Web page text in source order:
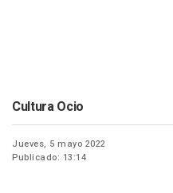
Cultura Ocio
Jueves, 5 mayo 2022
Publicado: 13:14